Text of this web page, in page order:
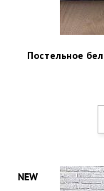
Постельное